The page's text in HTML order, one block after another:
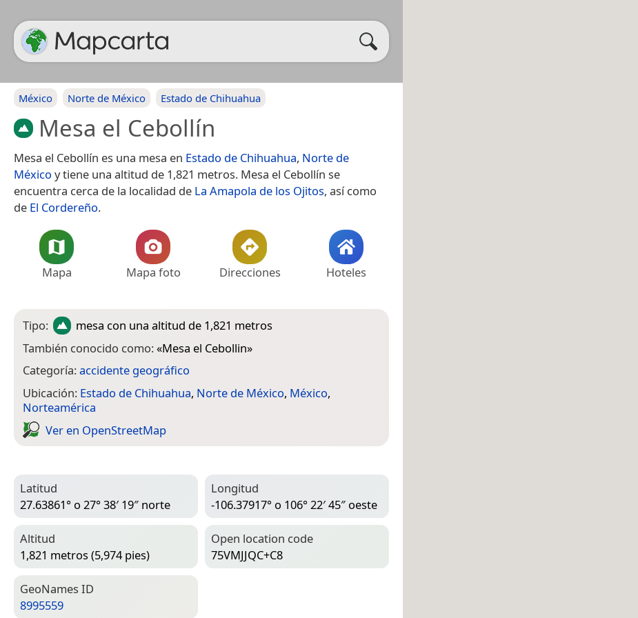
México Norte de México Estado de Chihuahua
Mesa el Cebollín
Mesa el Cebollín es una mesa en Estado de Chihuahua, Norte de
México y tiene una altitud de 1,821 metros. Mesa el Cebollín se
encuentra cerca de la localidad de La Amapola de los Ojitos, así como
de El Cordereño.
Mapa Mapa foto Direcciones Hoteles
Tipo: mesa con una altitud de 1,821 metros
También conocido como:«Mesa el Cebollin»
Categoría:accidente geográfico
Ubicación: Estado de Chihuahua, Norte de México, México,
Norteamérica
Ver en Open­Street­Map
Latitud
27.63861° o 27° 38′ 19″ norte
Longitud
-106.37917° o 106° 22′ 45″ oeste
Altitud
1,821 metros (5,974 pies)
Open location code
75VMJJQC+C8
Geo­Names ID
8995559